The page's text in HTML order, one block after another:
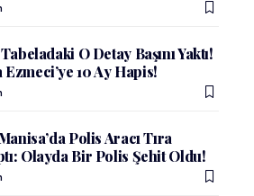
Tabeladaki O Detay Başını Yaktı!
Ezmeci’ye 10 Ay Hapis!
Polis Aracı Tıra
Olayda Bir Polis Şehit Oldu!